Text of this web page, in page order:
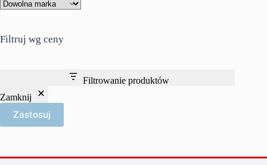
Filtruj wg ceny
Filtrowanie produktów
Zamknij
Zastosuj